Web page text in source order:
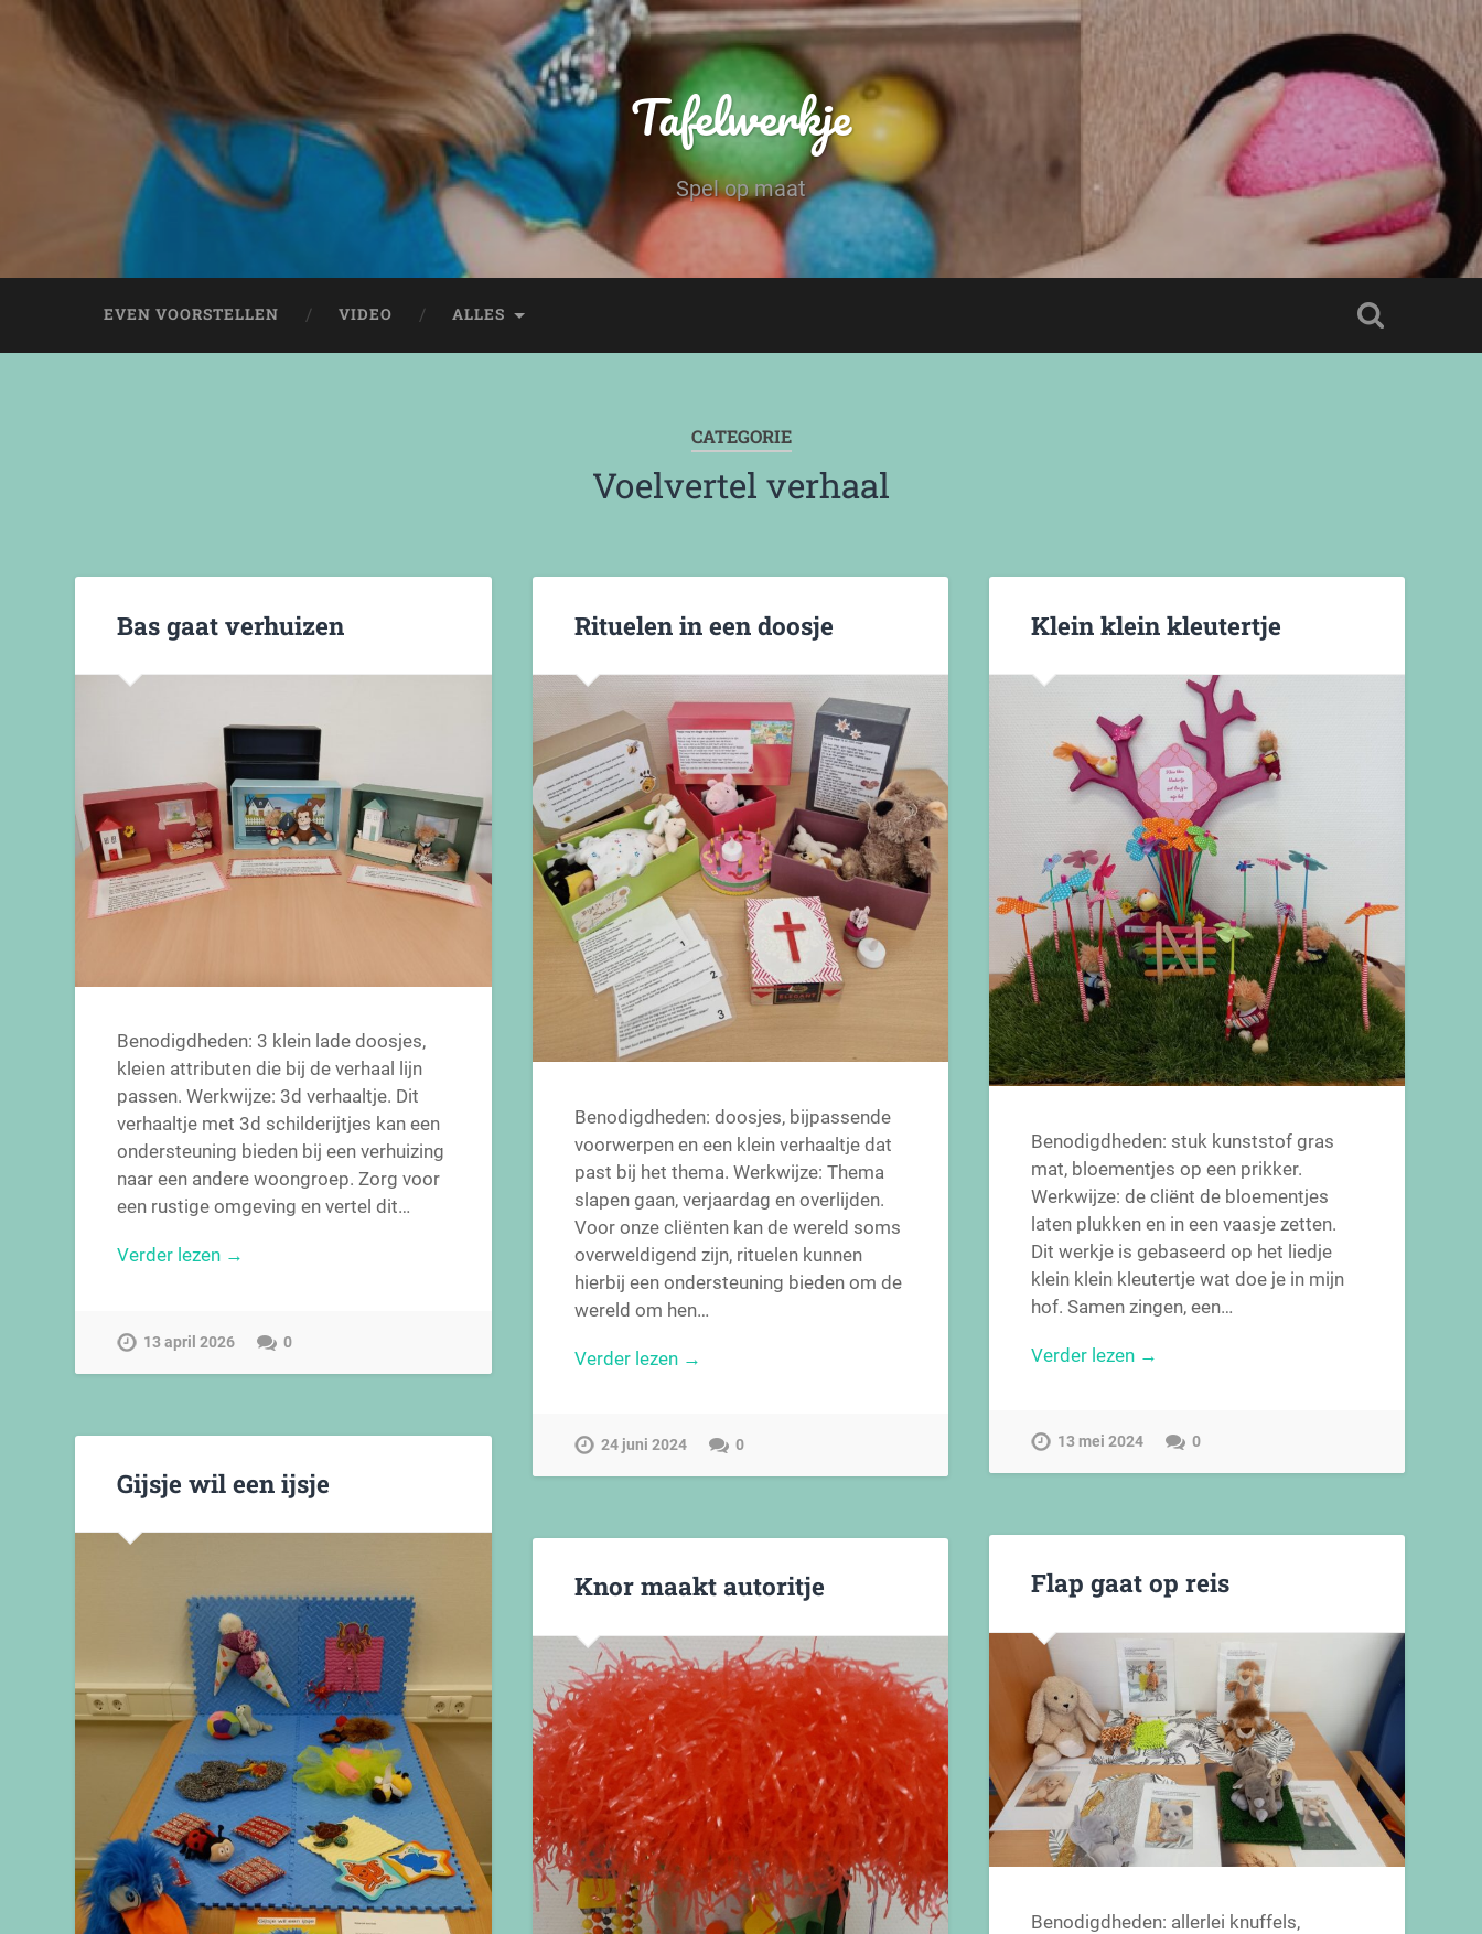
Tafelwerkje
Spel op maat
EVEN VOORSTELLEN VIDEO ALLES
CATEGORIE
Voelvertel verhaal
Bas gaat verhuizen
Benodigdheden: 3 klein lade doosjes,
kleien attributen die bij de verhaal lijn
passen. Werkwijze: 3d verhaaltje. Dit
verhaaltje met 3d schilderijtjes kan een
ondersteuning bieden bij een verhuizing
naar een andere woongroep. Zorg voor
een rustige omgeving en vertel dit…
Verder lezen →
13 april 2026 0
Rituelen in een doosje
Benodigdheden: doosjes, bijpassende
voorwerpen en een klein verhaaltje dat
past bij het thema. Werkwijze: Thema
slapen gaan, verjaardag en overlijden.
Voor onze cliënten kan de wereld soms
overweldigend zijn, rituelen kunnen
hierbij een ondersteuning bieden om de
wereld om hen…
Verder lezen →
24 juni 2024 0
Klein klein kleutertje
Benodigdheden: stuk kunststof gras
mat, bloementjes op een prikker.
Werkwijze: de cliënt de bloementjes
laten plukken en in een vaasje zetten.
Dit werkje is gebaseerd op het liedje
klein klein kleutertje wat doe je in mijn
hof. Samen zingen, een…
Verder lezen →
13 mei 2024 0
Gijsje wil een ijsje
Flap gaat op reis
Benodigdheden: allerlei knuffels,
Knor maakt autoritje